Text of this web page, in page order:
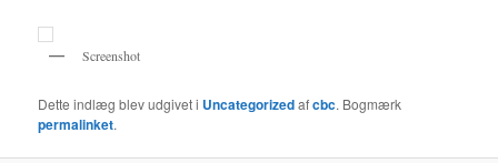
Screenshot
Dette indlæg blev udgivet i Uncategorizedafcbc. Bogmærk
permalinket.